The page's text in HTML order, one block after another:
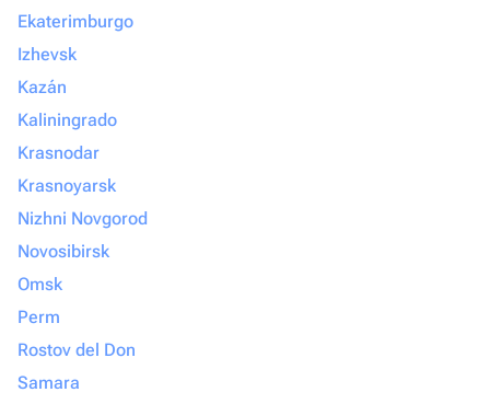
Ekaterimburgo
Izhevsk
Kazán
Kaliningrado
Krasnodar
Krasnoyarsk
Nizhni Novgorod
Novosibirsk
Omsk
Perm
Rostov del Don
Samara